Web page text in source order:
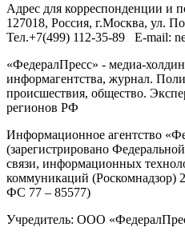
Адрес для корреспонденции и
127018, Россия, г.Москва, ул.
Тел.+7(499) 112-35-89 E-mail:
«ФедералПресс» - медиа-
информагентства, журнал.
происшествия, общество.
регионов РФ
Информационное агентство
(зарегистрировано
связи, информационных
коммуникаций
ФС 77 – 85577)
Учредитель: ООО